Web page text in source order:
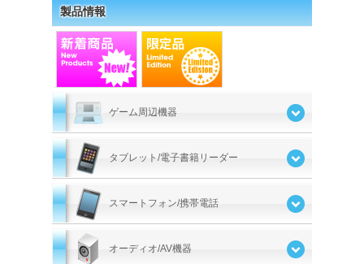
製品情報
ゲーム周辺機器
タブレット/電子書籍リーダー
スマートフォン/携帯電話
オーディオ/AV機器